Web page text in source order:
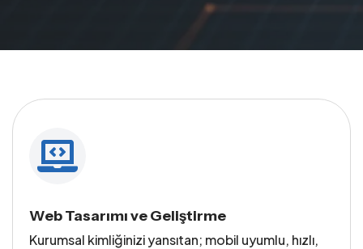
Web Tasarımı ve Geliştirme
Kurumsal kimliğinizi yansıtan; mobil uyumlu, hızlı,